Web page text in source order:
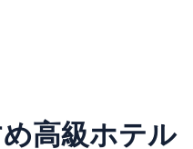
高級ホテル